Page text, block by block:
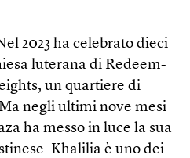
2023 ha celebrato dieci
luterana di Redeem­
un quartiere di
negli ultimi nove mesi
ha messo in luce la sua
Khalilia è uno dei